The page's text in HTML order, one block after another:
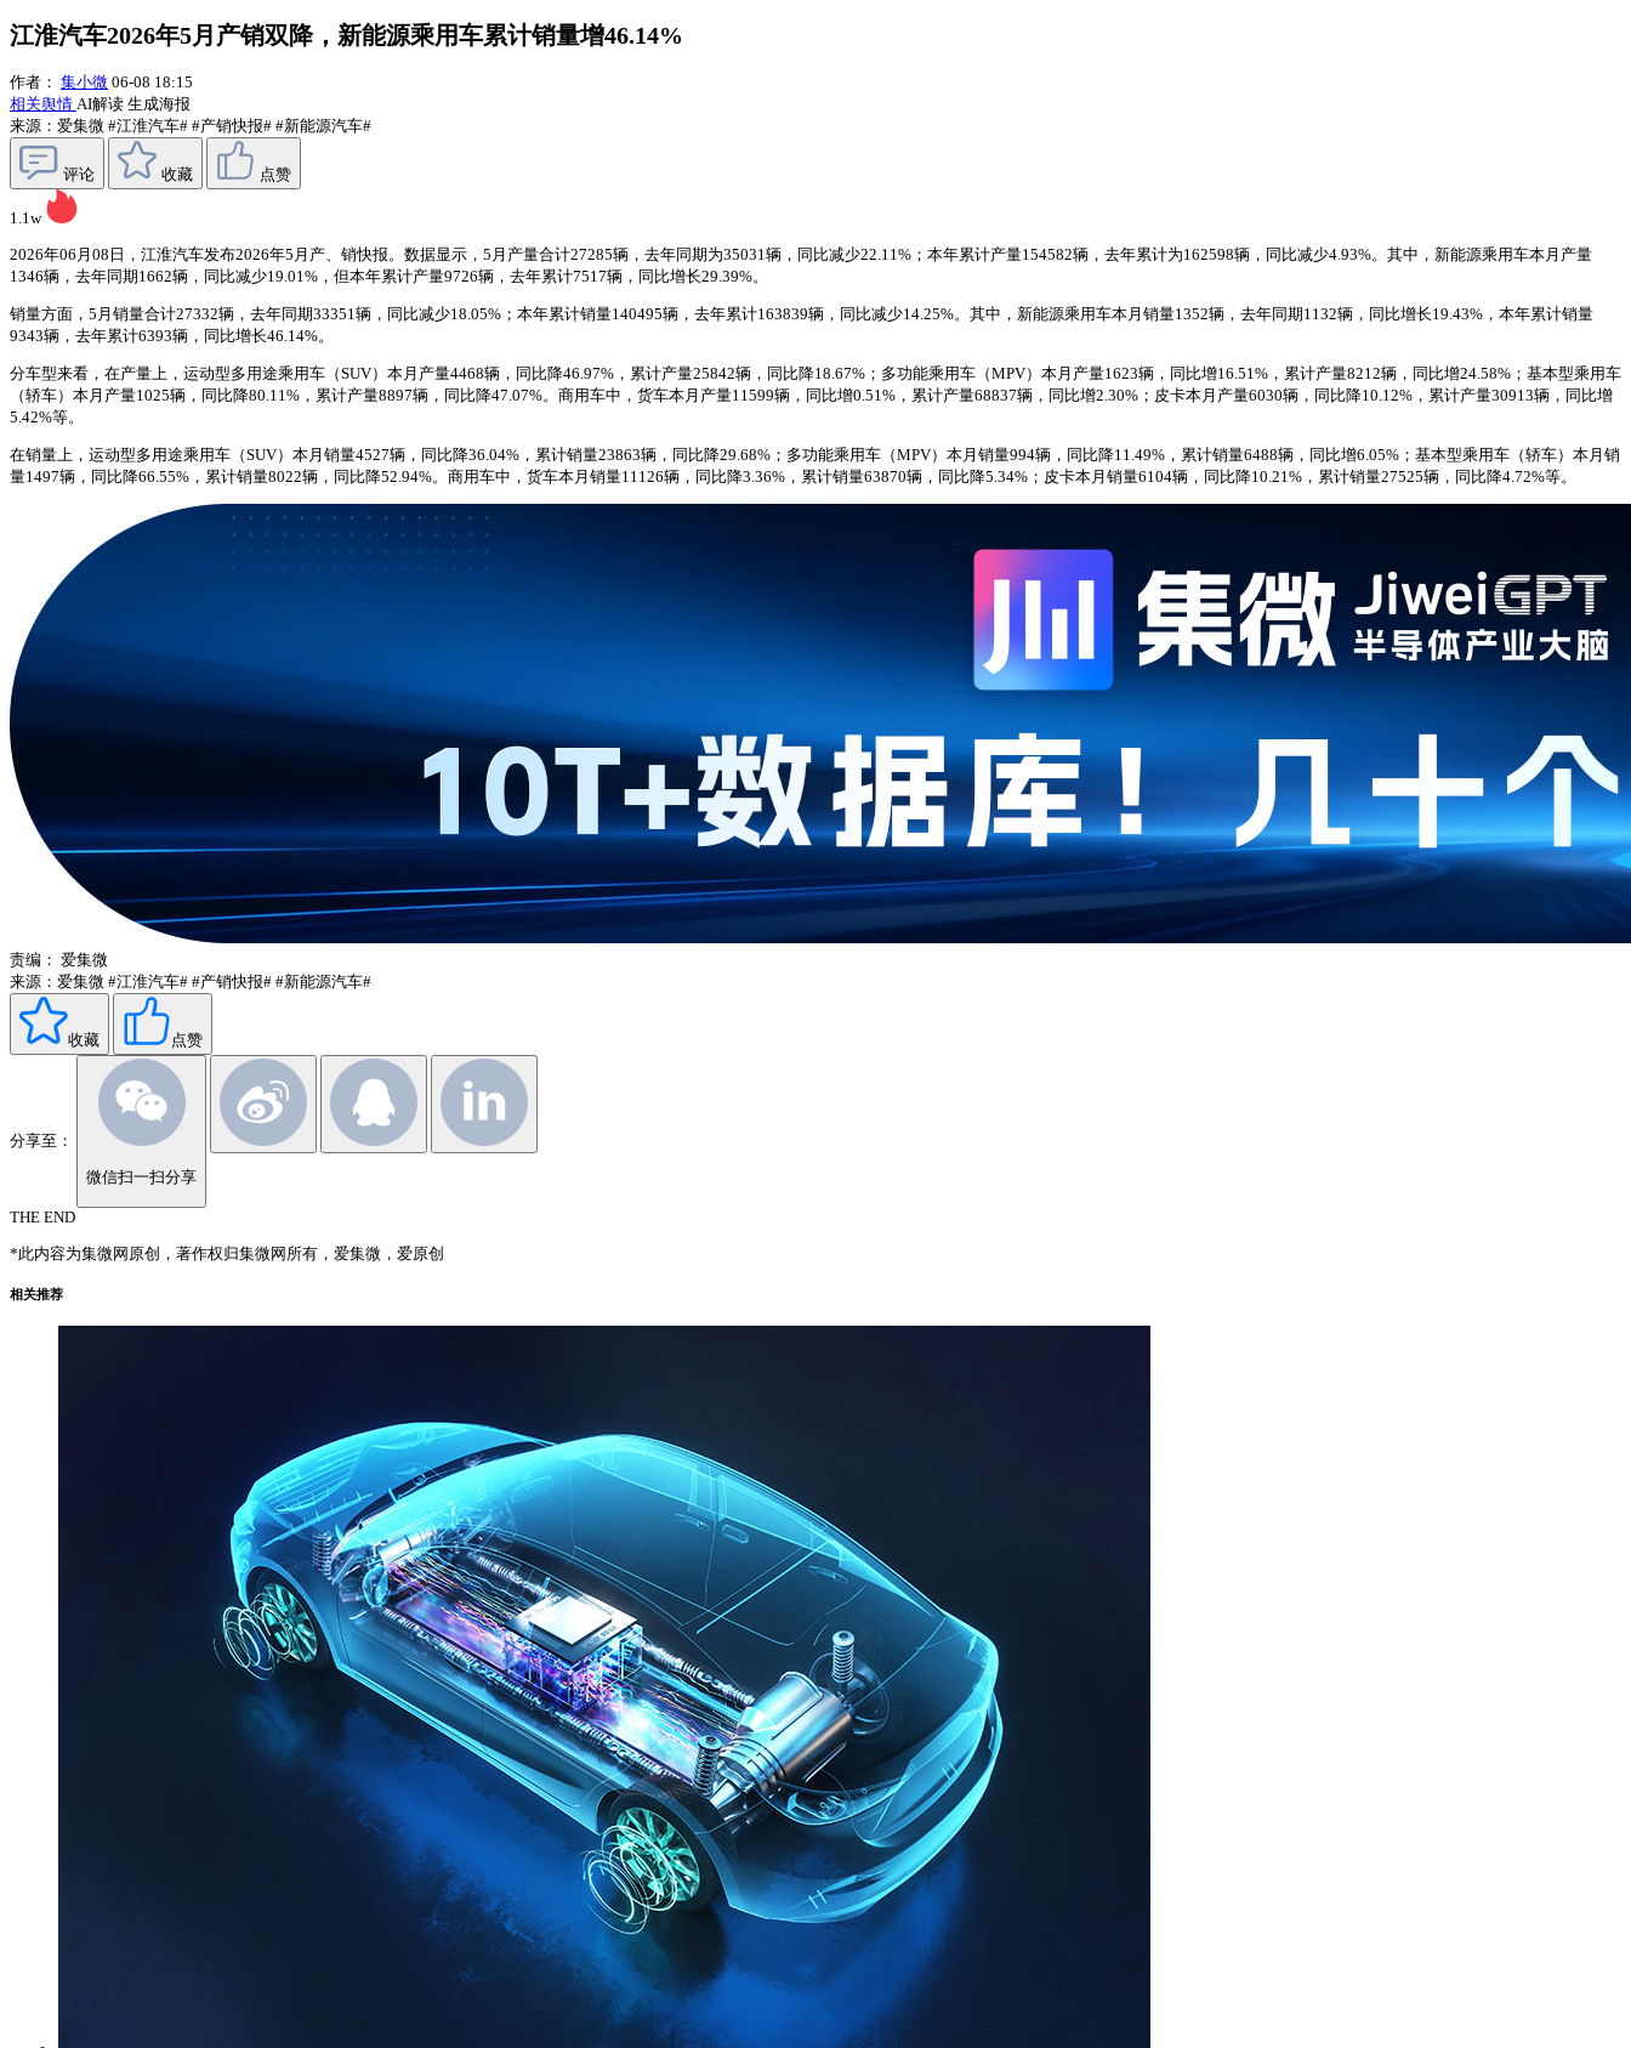
江淮汽车2026年5月产销双降，新能源乘用车累计销量增46.14%
作者： 集小微 06-08 18:15
相关舆情 AI解读 生成海报
来源：爱集微 #江淮汽车# #产销快报# #新能源汽车#
评论 收藏 点赞
1.1w
2026年06月08日，江淮汽车发布2026年5月产、销快报。数据显示，5月产量合计27285辆，去年同期为35031辆，同比减少22.11%；本年累计产量154582辆，去年累计为162598辆，同比减少4.93%。其中，新能源乘用车本月产量
1346辆，去年同期1662辆，同比减少19.01%，但本年累计产量9726辆，去年累计7517辆，同比增长29.39%。
销量方面，5月销量合计27332辆，去年同期33351辆，同比减少18.05%；本年累计销量140495辆，去年累计163839辆，同比减少14.25%。其中，新能源乘用车本月销量1352辆，去年同期1132辆，同比增长19.43%，本年累计销量
9343辆，去年累计6393辆，同比增长46.14%。
分车型来看，在产量上，运动型多用途乘用车（SUV）本月产量4468辆，同比降46.97%，累计产量25842辆，同比降18.67%；多功能乘用车（MPV）本月产量1623辆，同比增16.51%，累计产量8212辆，同比增24.58%；基本型乘用车
（轿车）本月产量1025辆，同比降80.11%，累计产量8897辆，同比降47.07%。商用车中，货车本月产量11599辆，同比增0.51%，累计产量68837辆，同比增2.30%；皮卡本月产量6030辆，同比降10.12%，累计产量30913辆，同比增
5.42%等。
在销量上，运动型多用途乘用车（SUV）本月销量4527辆，同比降36.04%，累计销量23863辆，同比降29.68%；多功能乘用车（MPV）本月销量994辆，同比降11.49%，累计销量6488辆，同比增6.05%；基本型乘用车（轿车）本月销
量1497辆，同比降66.55%，累计销量8022辆，同比降52.94%。商用车中，货车本月销量11126辆，同比降3.36%，累计销量63870辆，同比降5.34%；皮卡本月销量6104辆，同比降10.21%，累计销量27525辆，同比降4.72%等。
责编： 爱集微
来源：爱集微 #江淮汽车# #产销快报# #新能源汽车#
收藏 点赞
分享至：
微信扫一扫分享
THE END
*此内容为集微网原创，著作权归集微网所有，爱集微，爱原创
相关推荐